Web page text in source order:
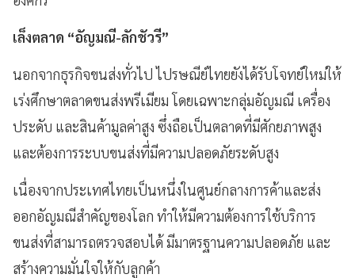
เล็งตลาด “อัญมณี-ลักชัวรี”
นอกจากธุรกิจขนส่งทั่วไป ไปรษณีย์ไทยยังได้รับโจทย์ใหม่ให้
เร่งศึกษาตลาดขนส่งพรีเมียม โดยเฉพาะกลุ่มอัญมณี เครื่อง
ประดับ และสินค้ามูลค่าสูง ซึ่งถือเป็นตลาดที่มีศักยภาพสูง
และต้องการระบบขนส่งที่มีความปลอดภัยระดับสูง
เนื่องจากประเทศไทยเป็นหนึ่งในศูนย์กลางการค้าและส่ง
ออกอัญมณีสำคัญของโลก ทำให้มีความต้องการใช้บริการ
ขนส่งที่สามารถตรวจสอบได้ มีมาตรฐานความปลอดภัย และ
สร้างความมั่นใจให้กับลูกค้า